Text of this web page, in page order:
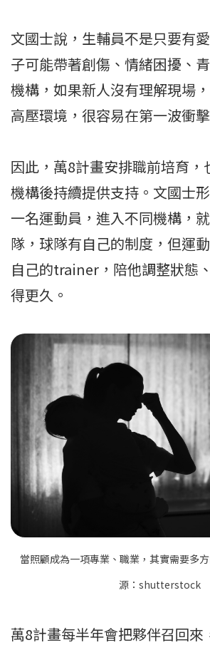
文國士說，生輔員不是只要有
子可能帶著創傷、情緒困擾、
機構，如果新人沒有理解現場
高壓環境，很容易在第一波衝
因此，萬8計畫安排職前培育，
機構後持續提供支持。文國士
一名運動員，進入不同機構，
隊，球隊有自己的制度，但運
自己的trainer，陪他調整狀態
得更久。
當照顧成為一項專業、職業，其實需要多
源：shutterstock
萬8計畫每半年會把夥伴召回來